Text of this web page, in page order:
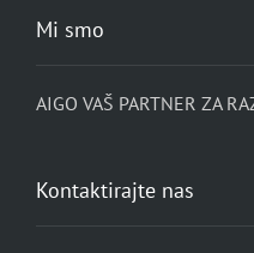
Mi smo
AIGO VAŠ PARTNER ZA
Kontaktirajte nas